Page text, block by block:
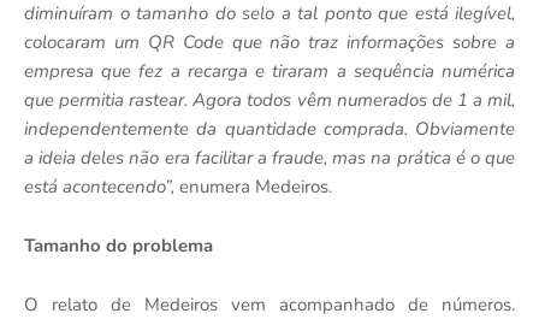
diminuíram o tamanho do selo a tal ponto que está ilegível,
colocaram um QR Code que não traz informações sobre a
empresa que fez a recarga e tiraram a sequência numérica
que permitia rastear. Agora todos vêm numerados de 1 a mil,
independentemente da quantidade comprada. Obviamente
a ideia deles não era facilitar a fraude, mas na prática é o que
está acontecendo”, enumera Medeiros.
Tamanho do problema
O relato de Medeiros vem acompanhado de números.